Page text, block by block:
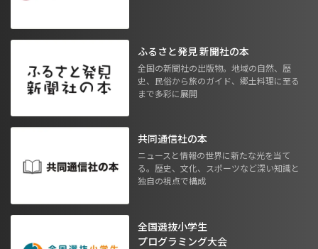
ふるさと発見 新聞社の本
全国の新聞社の出版物。地域の自然、歴
史、民俗から旅のガイド、郷土料理に至る
まで多彩に展開
共同通信社の本
ニュースと情報の世界に新たな光を当て
る。歴史、文化、スポーツなど深い知識と
独自の視点で構成
全国選抜小学生
プログラミング大会